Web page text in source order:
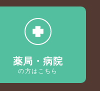
薬局・病院
の方はこちら